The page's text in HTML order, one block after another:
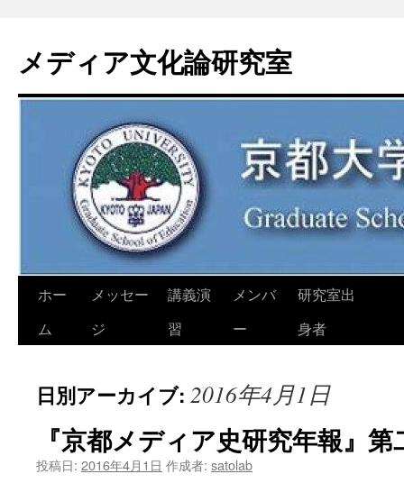
テ
ン
へ
メディア文化論研究室
ホー
ム
メッセー
ジ
講義演
習
メンバ
ー
研究室出
身者
日別アーカイブ: 2016年4月1日
『京都メディア史研究年報』
投稿日: 2016年4月1日 作成者: satolab